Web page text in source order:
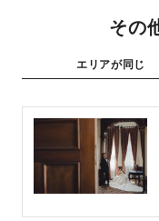
その
エリアが同じ